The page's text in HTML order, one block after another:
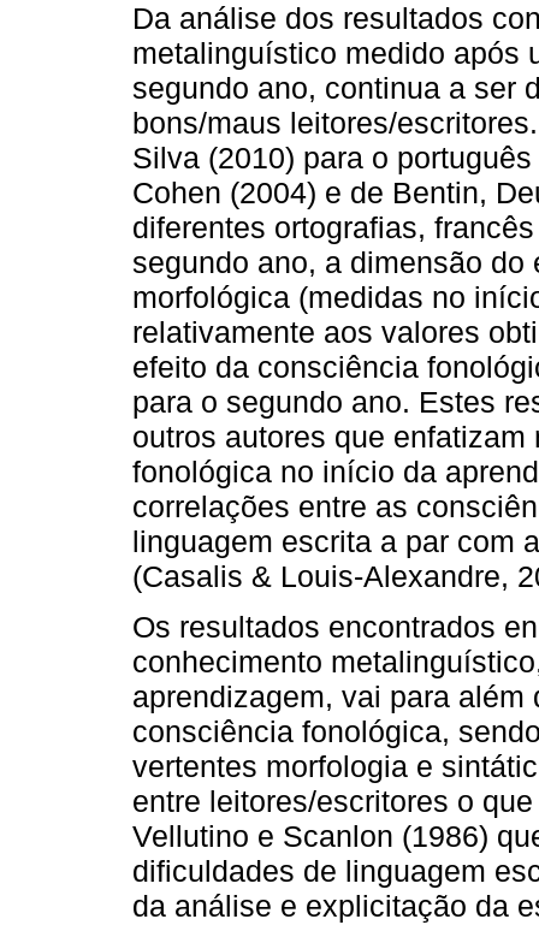
Da análise dos resultados
metalinguístico medido após
segundo ano, continua a ser
bons/maus leitores/
Silva (2010) para o
Cohen (2004) e de Bentin,
diferentes ortografias,
segundo ano, a dimensão
morfológica (medidas no
relativamente aos valores
efeito da consciência
para o segundo ano. Estes
outros autores que
fonológica no início da
correlações entre as
linguagem escrita a par com
(Casalis & Louis-Alexandre,
Os resultados encontrados
conhecimento
aprendizagem, vai para
consciência fonológica,
vertentes morfologia e
entre leitores/escritores o
Vellutino e Scanlon (1986)
dificuldades de linguagem
da análise e explicitação da